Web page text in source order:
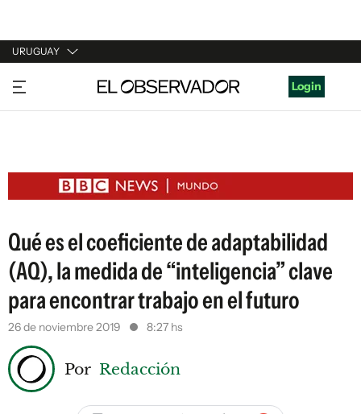
URUGUAY
URUGUAY
ARGENTINA
ESTADOS UNIDOS
Login
Qué es el coeficiente de adaptabilidad
(AQ), la medida de “inteligencia” clave
para encontrar trabajo en el futuro
26 de noviembre 2019 8:27 hs
Por Redacción